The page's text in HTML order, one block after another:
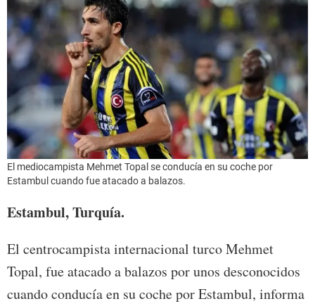
El mediocampista Mehmet Topal se conducía en su coche por
Estambul cuando fue atacado a balazos.
Estambul, Turquía.
El centrocampista internacional turco Mehmet
Topal, fue atacado a balazos por unos desconocidos
cuando conducía en su coche por Estambul, informa